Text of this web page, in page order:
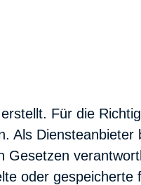
Für die
Als
oder gespeicherte